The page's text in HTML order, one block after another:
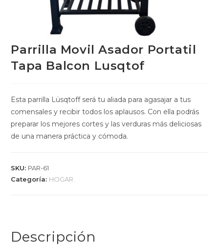
Parrilla Movil Asador Portatil
Tapa Balcon Lusqtof
Esta parrilla Lüsqtoff será tu aliada para agasajar a tus
comensales y recibir todos los aplausos. Con ella podrás
preparar los mejores cortes y las verduras más deliciosas
de una manera práctica y cómoda.
SKU: PAR-61
Categoría: HOGAR.
Descripción